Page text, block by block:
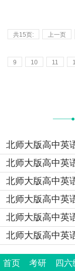
共15页: 上一页
9 10 11
北师大版高中英
北师大版高中英
北师大版高中英
北师大版高中英
北师大版高中英
北师大版高中英
首页 考研 四六